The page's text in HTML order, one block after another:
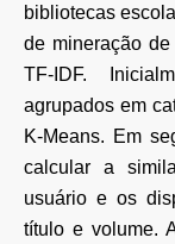
bibliotecas
de mineração
TF-IDF.
agrupados em
K-Means. Em
calcular a
usuário e os
título e volume.